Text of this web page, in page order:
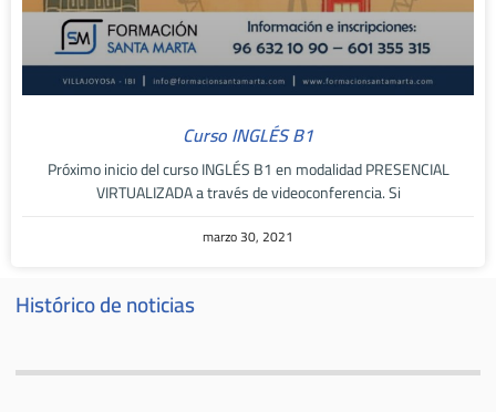
Histórico de noticias
Curso INGLÉS B1
Próximo inicio del curso INGLÉS B1 en modalidad PRESENCIAL
VIRTUALIZADA a través de videoconferencia. Si
marzo 30, 2021